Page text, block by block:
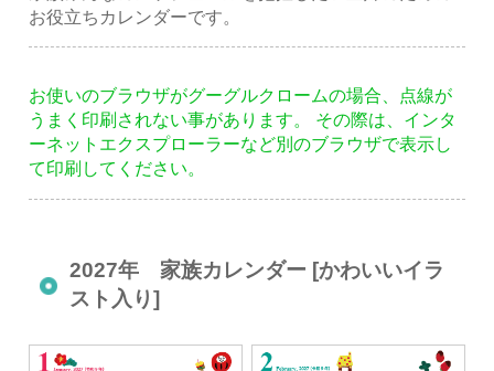
お役立ちカレンダーです。
お使いのブラウザがグーグルクロームの場合、点線が
うまく印刷されない事があります。 その際は、インタ
ーネットエクスプローラーなど別のブラウザで表示し
て印刷してください。
2027年 家族カレンダー [かわいいイラ
スト入り]